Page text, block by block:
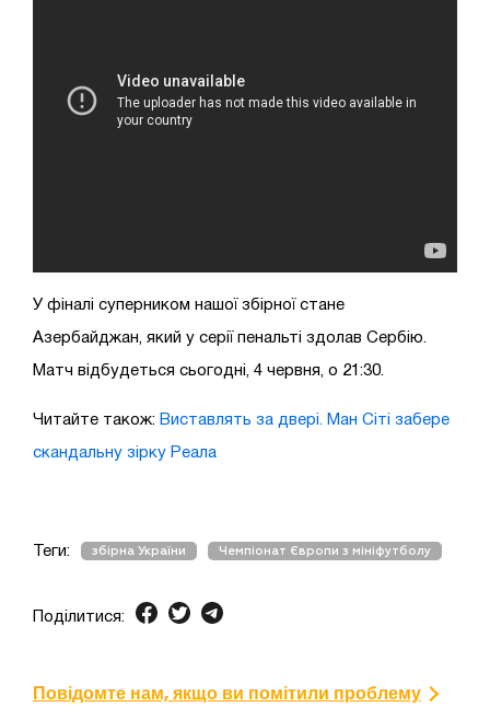
У фіналі суперником нашої збірної стане
Азербайджан, який у серії пенальті здолав Сербію.
Матч відбудеться сьогодні, 4 червня, о 21:30.
Читайте також: Виставлять за двері. Ман Сіті забере
скандальну зірку Реала
Теги: збірна України Чемпіонат Європи з мініфутболу
Поділитися:
Повідомте нам, якщо ви помітили проблему